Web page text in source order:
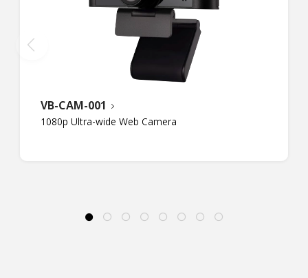
VB-CAM-001
1080p Ultra-wide Web Camera